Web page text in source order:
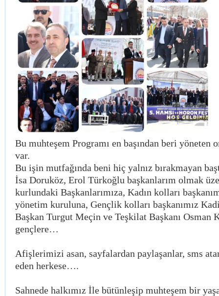
Bu muhteşem Programı en başından beri yöneten
var.
Bu işin mutfağında beni hiç yalnız bırakmayan
İsa Doruköz, Erol Türkoğlu başkanlarım olmak
kurlundaki Başkanlarımıza, Kadın kolları
yönetim kuruluna, Gençlik kolları başkanımız
Başkan Turgut Meçin ve Teşkilat Başkanı Osman
gençlere…
Afişlerimizi asan, sayfalardan paylaşanlar, sms
eden herkese….
Sahnede halkımız İle bütünleşip muhteşem bir